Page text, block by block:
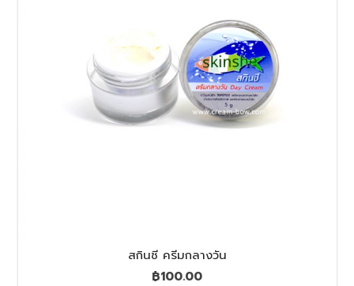
สกินชี ครีมกลางวัน
฿100.00